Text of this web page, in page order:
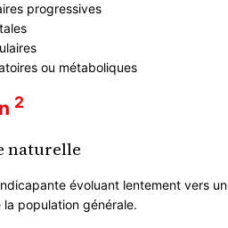
progressives
ou métaboliques
2
naturelle
évoluant lentement vers
population générale.